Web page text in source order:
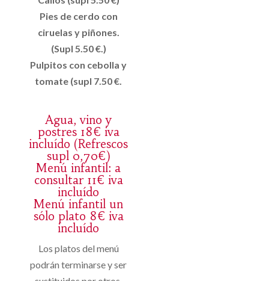
Pies de cerdo con
ciruelas y piñones.
(Supl 5.50 €.)
Pulpitos con cebolla y
tomate (supl 7.50 €.
Agua, vino y
postres 18€ iva
incluído (Refrescos
supl 0,70€)
Menú infantil: a
consultar 11€ iva
incluído
Menú infantil un
sólo plato 8€ iva
incluído
Los platos del menú
podrán terminarse y ser